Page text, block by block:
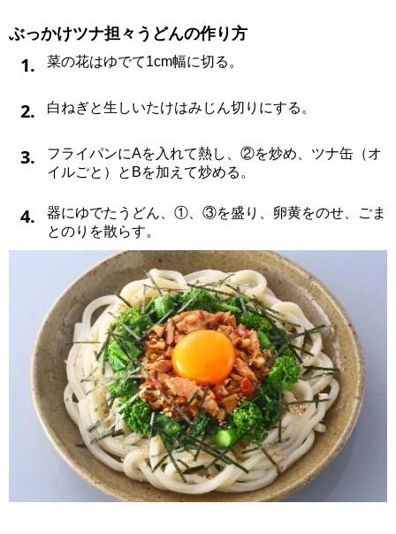
ぶっかけツナ担々うどんの作り方
1. 菜の花はゆでて1cm幅に切る。
2. 白ねぎと生しいたけはみじん切りにする。
3.
フライパンにAを入れて熱し、②を炒め、ツナ缶（オ
イルごと）とBを加えて炒める。
4.
器にゆでたうどん、①、③を盛り、卵黄をのせ、ごま
とのりを散らす。